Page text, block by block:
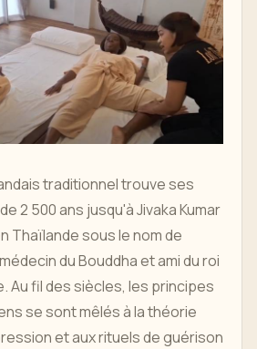
traditionnel trouve ses
2 500 ans jusqu'à Jivaka Kumar
Thaïlande sous le nom de
du Bouddha et ami du roi
Au fil des siècles, les principes
se sont mêlés à la théorie
et aux rituels de guérison